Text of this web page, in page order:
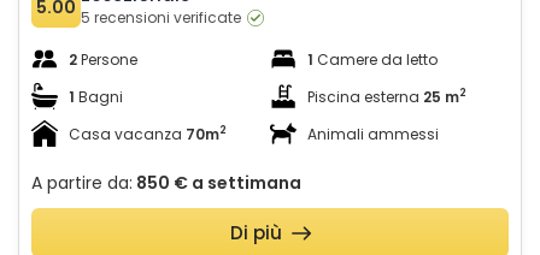
5.00 5 recensioni verificate
2Persone 1 Camere da letto
1 Bagni Piscina esterna 25 m2
Casa vacanza 70m2 Animali ammessi
A partire da: 850 € a settimana
Di più